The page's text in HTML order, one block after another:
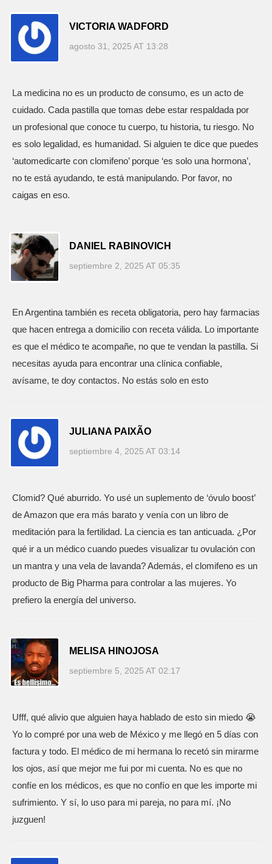
VICTORIA WADFORD
agosto 31, 2025 AT 13:28
La medicina no es un producto de consumo, es un acto de
cuidado. Cada pastilla que tomas debe estar respaldada por
un profesional que conoce tu cuerpo, tu historia, tu riesgo. No
es solo legalidad, es humanidad. Si alguien te dice que puedes
‘automedicarte con clomifeno’ porque ‘es solo una hormona’,
no te está ayudando, te está manipulando. Por favor, no
caigas en eso.
DANIEL RABINOVICH
septiembre 2, 2025 AT 05:35
En Argentina también es receta obligatoria, pero hay farmacias
que hacen entrega a domicilio con receta válida. Lo importante
es que el médico te acompañe, no que te vendan la pastilla. Si
necesitas ayuda para encontrar una clínica confiable,
avísame, te doy contactos. No estás solo en esto
JULIANA PAIXÃO
septiembre 4, 2025 AT 03:14
Clomid? Qué aburrido. Yo usé un suplemento de ‘óvulo boost’
de Amazon que era más barato y venía con un libro de
meditación para la fertilidad. La ciencia es tan anticuada. ¿Por
qué ir a un médico cuando puedes visualizar tu ovulación con
un mantra y una vela de lavanda? Además, el clomifeno es un
producto de Big Pharma para controlar a las mujeres. Yo
prefiero la energía del universo.
MELISA HINOJOSA
septiembre 5, 2025 AT 02:17
Ufff, qué alivio que alguien haya hablado de esto sin miedo 😭
Yo lo compré por una web de México y me llegó en 5 días con
factura y todo. El médico de mi hermana lo recetó sin mirarme
los ojos, así que mejor me fui por mi cuenta. No es que no
confíe en los médicos, es que no confío en que les importe mi
sufrimiento. Y sí, lo uso para mi pareja, no para mí. ¡No
juzguen!